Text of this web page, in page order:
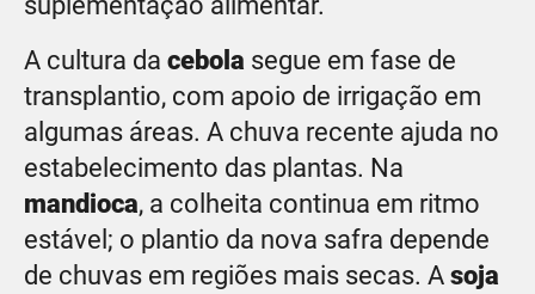
A cultura da cebola segue em fase de
transplantio, com apoio de irrigação em
algumas áreas. A chuva recente ajuda no
estabelecimento das plantas. Na
mandioca, a colheita continua em ritmo
estável; o plantio da nova safra depende
de chuvas em regiões mais secas. A soja